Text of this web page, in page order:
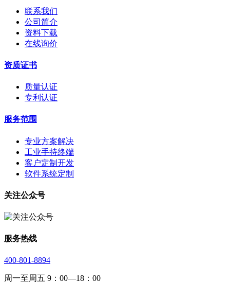
联系我们
公司简介
资料下载
在线询价
资质证书
质量认证
专利认证
服务范围
专业方案解决
工业手持终端
客户定制开发
软件系统定制
关注公众号
服务热线
400-801-8894
周一至周五 9：00—18：00